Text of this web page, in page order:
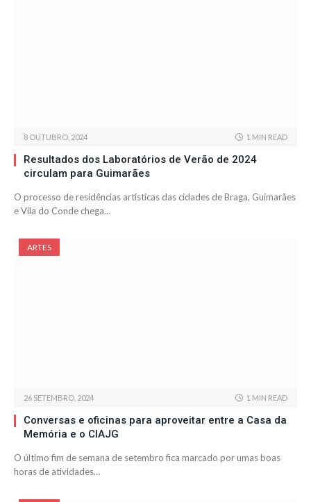
8 OUTUBRO, 2024 1 MIN READ
Resultados dos Laboratórios de Verão de 2024
circulam para Guimarães
O processo de residências artísticas das cidades de Braga, Guimarães
e Vila do Conde chega…
ARTES
26 SETEMBRO, 2024 1 MIN READ
Conversas e oficinas para aproveitar entre a Casa da
Memória e o CIAJG
O último fim de semana de setembro fica marcado por umas boas
horas de atividades…